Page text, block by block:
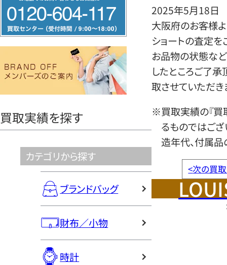
リ
ー
ヤ
買取実績を探す
カテゴリから探す
ブランドバッグ
財布／小物
時計
2025年5月18日
大阪府のお客様よ
ショートの査定を
お品物の状態など
したところご了
取させていただき
※買取実績の『買
るものではござ
造年代、付属品
<次の買